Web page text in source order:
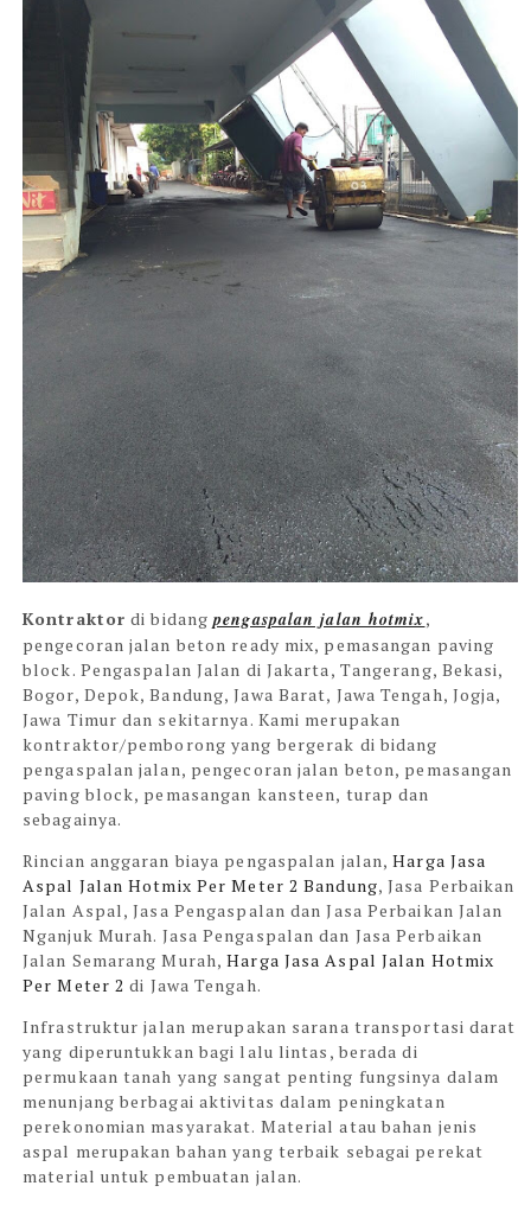
Kontraktor di bidangpengaspalan jalan hotmix,
pengecoran jalan beton ready mix, pemasangan paving
block. Pengaspalan Jalan di Jakarta, Tangerang, Bekasi,
Bogor, Depok, Bandung, Jawa Barat, Jawa Tengah, Jogja,
Jawa Timur dan sekitarnya. Kami merupakan
kontraktor/pemborong yang bergerak di bidang
pengaspalan jalan, pengecoran jalan beton, pemasangan
paving block, pemasangan kansteen, turap dan
sebagainya.
Rincian anggaran biaya pengaspalan jalan,Harga Jasa
Aspal Jalan Hotmix Per Meter 2 Bandung, Jasa Perbaikan
Jalan Aspal, Jasa Pengaspalan dan Jasa Perbaikan Jalan
Nganjuk Murah. Jasa Pengaspalan dan Jasa Perbaikan
Jalan Semarang Murah,Harga Jasa Aspal Jalan Hotmix
Per Meter 2 di Jawa Tengah.
Infrastruktur jalan merupakan sarana transportasi darat
yang diperuntukkan bagi lalu lintas, berada di
permukaan tanah yang sangat penting fungsinya dalam
menunjang berbagai aktivitas dalam peningkatan
perekonomian masyarakat. Material atau bahan jenis
aspal merupakan bahan yang terbaik sebagai perekat
material untuk pembuatan jalan.